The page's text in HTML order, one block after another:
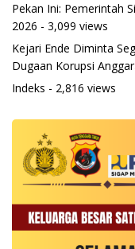
Pekan Ini: Pemerintah
2026 - 3,099 views
Kejari Ende Diminta
Dugaan Korupsi
Indeks - 2,816 views